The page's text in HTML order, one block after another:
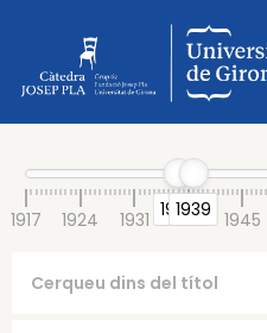
1937
1939
1917 1924 1931 1938 1945